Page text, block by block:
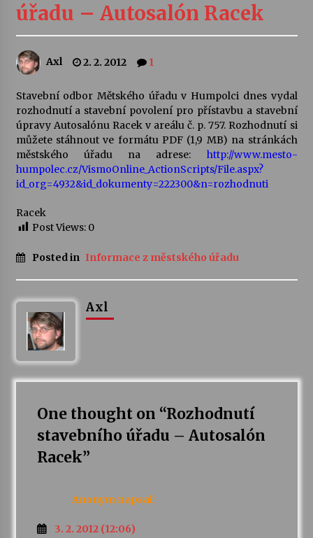
kapkou
Veselí muzikanti
Pozvánka na integrační festival Quijotova
šedesátka: 28. 7.–1. 8. 2026
28. 7. 2026
Letní koncerty ve Stromovce: Kolchoz a
Votavžatský ploty
Letní koncerty ve Stromovce: Rufus Miller
Vysočinka
Za kulturou kousek za Humpolec. V Želivě ožije
13. 7. 2026
úřadu – Autosalón Racek
Axl 2. 2. 2012 1
Stavební odbor Mětského úřadu v Humpolci dnes vydal
rozhodnutí a stavební povolení pro přístavbu a stavební
úpravy Autosalónu Racek v areálu č. p. 757. Rozhodnutí si
můžete stáhnout ve formátu PDF (1,9 MB) na stránkách
městského úřadu na adrese: http://www.mesto-
humpolec.cz/VismoOnline_ActionScripts/File.aspx?
id_org=4932&id_dokumenty=222300&n=rozhodnuti
Racek
Post Views: 0
Posted in Informace z městského úřadu
Axl
One thought on “Rozhodnutí
stavebního úřadu – Autosalón
Racek”
Anonym napsal:
3. 2. 2012 (12:06)